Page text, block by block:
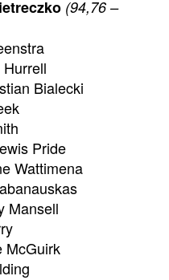
(94,76 –
Bialecki
Pride
Wattimena
Mansell
McGuirk